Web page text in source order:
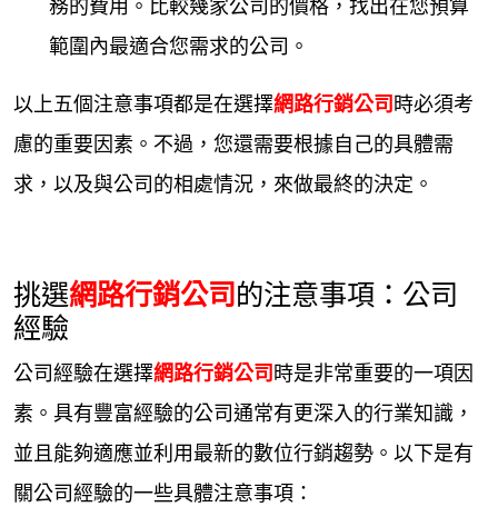
務的費用。比較幾家公司的價格，找出在您預算
範圍內最適合您需求的公司。
以上五個注意事項都是在選擇網路行銷公司 時必須考
慮的重要因素。不過，您還需要根據自己的具體需
求，以及與公司的相處情況，來做最終的決定。
挑選網路行銷公司的注意事項：公司
經驗
公司經驗在選擇網路行銷公司時是非常重要的一項因
素。具有豐富經驗的公司通常有更深入的行業知識，
並且能夠適應並利用最新的數位行銷趨勢。以下是有
關公司經驗的一些具體注意事項：